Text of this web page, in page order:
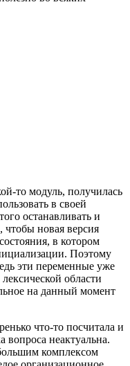
то модуль, получилась
в своей
останавливать и
чтобы новая версия
в котором
Поэтому
эти переменные уже
области
на данный момент
что-то посчитала и
вопроса неактуальна.
комплексом